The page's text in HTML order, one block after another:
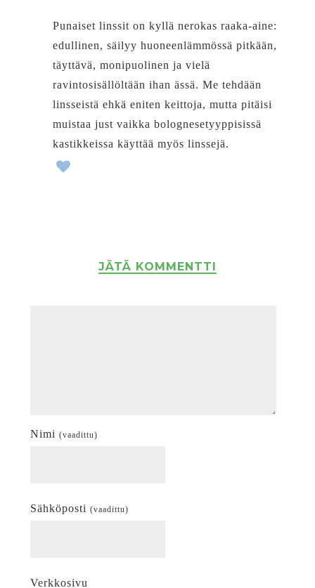
Punaiset linssit on kyllä nerokas raaka-aine:
edullinen, säilyy huoneenlämmössä pitkään,
täyttävä, monipuolinen ja vielä
ravintosisällöltään ihan ässä. Me tehdään
linsseistä ehkä eniten keittoja, mutta pitäisi
muistaa just vaikka bolognesetyyppisissä
kastikkeissa käyttää myös linssejä.
JÄTÄ KOMMENTTI
Nimi (vaadittu)
Sähköposti (vaadittu)
Verkkosivu